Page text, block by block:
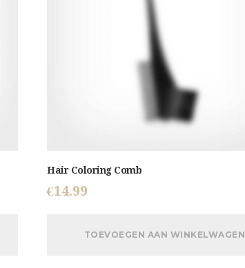
Hair Coloring Comb
€14.99
TOEVOEGEN AAN WINKELWAGEN